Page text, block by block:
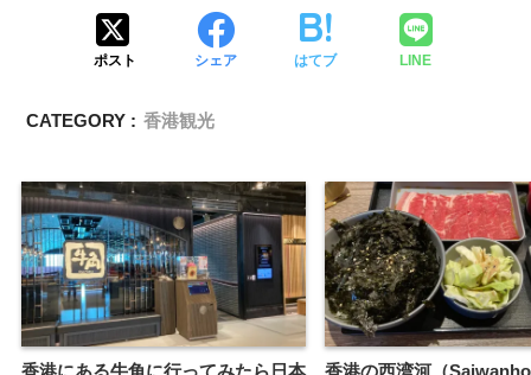
ポスト シェア はてブ LINE
CATEGORY : 香港観光
香港にある牛角に行ってみたら日本
香港の西湾河（